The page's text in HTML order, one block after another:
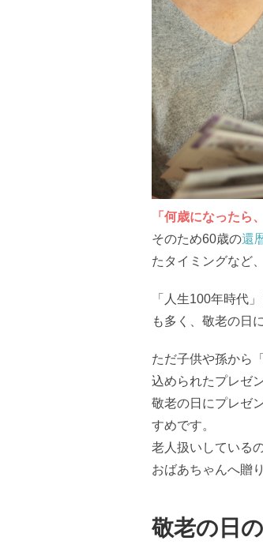
「何歳になったら
そのため60歳の還
たタイミングなど
「人生100年時代
も多く、敬老の日
ただ子供や孫から
込められたプレゼ
敬老の日にプレゼ
すめです。
老人扱いしている
おばあちゃんへ贈
敬老の日